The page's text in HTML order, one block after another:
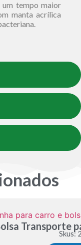
um tempo maior
manta acrílica
Transporte
Skus: